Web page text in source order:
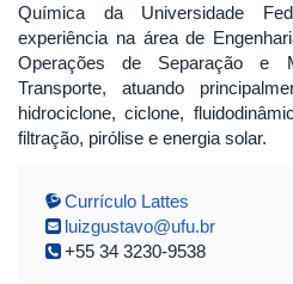
Química da Universidade
experiência na área de
Operações de Separação e
Transporte, atuando
hidrociclone, ciclone,
filtração, pirólise e energia solar.
Currículo Lattes
luizgustavo@ufu.br
+55 34 3230-9538